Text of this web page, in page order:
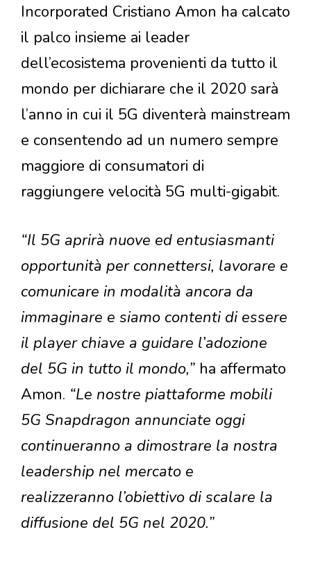
Incorporated Cristiano Amon ha calcato
il palco insieme ai leader
dell’ecosistema provenienti da tutto il
mondo per dichiarare che il 2020 sarà
l’anno in cui il 5G diventerà mainstream
e consentendo ad un numero sempre
maggiore di consumatori di
raggiungere velocità 5G multi-gigabit.
“Il 5G aprirà nuove ed entusiasmanti
opportunità per connettersi, lavorare e
comunicare in modalità ancora da
immaginare e siamo contenti di essere
il player chiave a guidare l’adozione
del 5G in tutto il mondo,” ha affermato
Amon. “Le nostre piattaforme mobili
5G Snapdragon annunciate oggi
continueranno a dimostrare la nostra
leadership nel mercato e
realizzeranno l’obiettivo di scalare la
diffusione del 5G nel 2020.”